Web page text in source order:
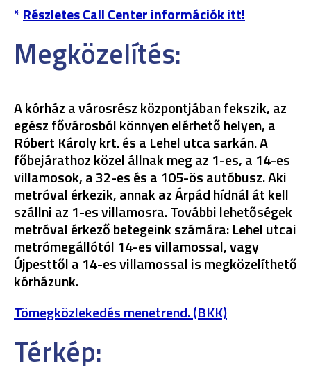
*Részletes Call Center információk itt!
Megközelítés:
A kórház a városrész központjában fekszik, az
egész fővárosból könnyen elérhető helyen, a
Róbert Károly krt. és a Lehel utca sarkán. A
főbejárathoz közel állnak meg az 1-es, a 14-es
villamosok, a 32-es és a 105-ös autóbusz. Aki
metróval érkezik, annak az Árpád hídnál át kell
szállni az 1-es villamosra. További lehetőségek
metróval érkező betegeink számára: Lehel utcai
metrómegállótól 14-es villamossal, vagy
Újpesttől a 14-es villamossal is megközelíthető
kórházunk.
Tömegközlekedés menetrend. (BKK)
Térkép: